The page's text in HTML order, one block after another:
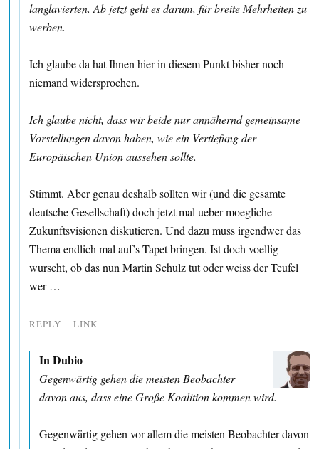
langlavierten. Ab jetzt geht es darum, für breite Mehrheiten zu
werben.
Ich glaube da hat Ihnen hier in diesem Punkt bisher noch
niemand widersprochen.
Ich glaube nicht, dass wir beide nur annähernd gemeinsame
Vorstellungen davon haben, wie ein Vertiefung der
Europäischen Union aussehen sollte.
Stimmt. Aber genau deshalb sollten wir (und die gesamte
deutsche Gesellschaft) doch jetzt mal ueber moegliche
Zukunftsvisionen diskutieren. Und dazu muss irgendwer das
Thema endlich mal auf’s Tapet bringen. Ist doch voellig
wurscht, ob das nun Martin Schulz tut oder weiss der Teufel
wer …
REPLY LINK
In Dubio
Gegenwärtig gehen die meisten Beobachter
davon aus, dass eine Große Koalition kommen wird.
Gegenwärtig gehen vor allem die meisten Beobachter davon